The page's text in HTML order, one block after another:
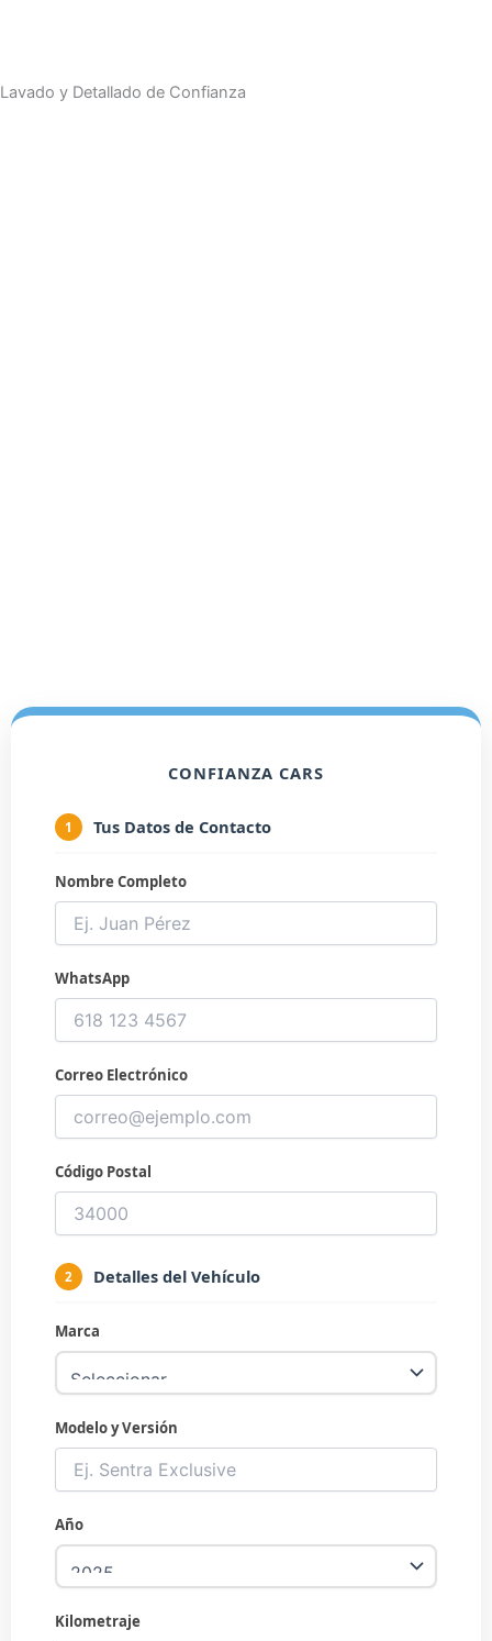
Lavado y Detallado de Confianza
CONFIANZA CARS
1 Tus Datos de Contacto
Nombre Completo
WhatsApp
Correo Electrónico
Código Postal
2 Detalles del Vehículo
Marca
Modelo y Versión
Año
Kilometraje